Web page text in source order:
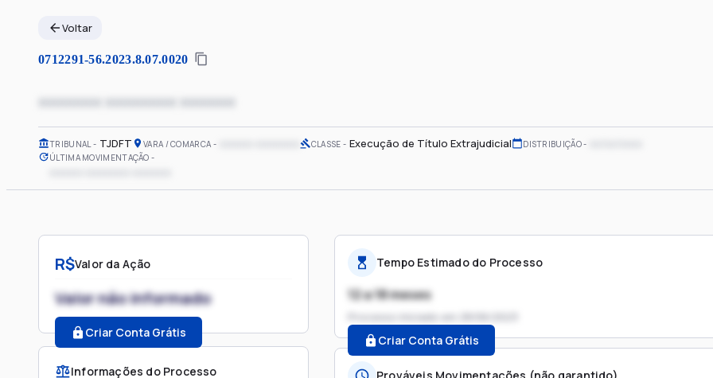
Voltar
0712291-56.2023.8.07.0020
xxxxxxxx xxxxxxxxx xxxxxxx
TRIBUNAL TJDFT VARA / COMARCA CLASSE Execução de Título Extrajudicial DISTRIBUIÇÃO
ÚLTIMA MOVIMENTAÇÃO
R$Valor da Ação
Valor não informado
Criar Conta Grátis
Informações do Processo
Tempo Estimado do Processo
12 a 18 meses
Processo iniciado em
Criar Conta Grátis